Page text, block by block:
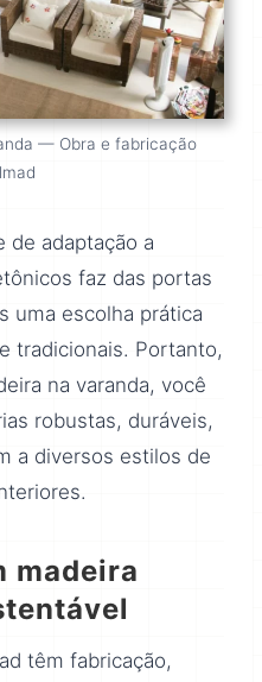
— Obra e fabricação
de adaptação a
faz das portas
uma escolha prática
tradicionais. Portanto,
na varanda, você
robustas, duráveis,
a diversos estilos de
madeira
têm fabricação,